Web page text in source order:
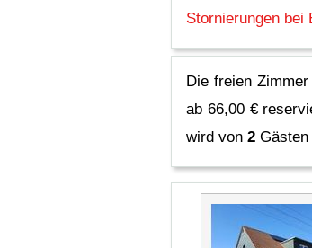
Stornierungen bei
Die freien
ab 66,00 €
wird von2